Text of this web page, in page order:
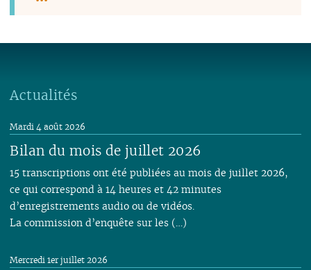
Actualités
Bilan du mois de juillet 2026
Mardi 4 août 2026
15 transcriptions ont été publiées au mois de juillet 2026,
ce qui correspond à 14 heures et 42 minutes
d’enregistrements audio ou de vidéos.
La commission d’enquête sur les (…)
Mercredi 1er juillet 2026